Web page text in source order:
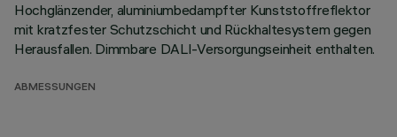
Hochglänzender, aluminiumbedampfter Kunststoffreflektor
mit kratzfester Schutzschicht und Rückhaltesystem gegen
Herausfallen. Dimmbare DALI-Versorgungseinheit enthalten.
ABMESSUNGEN